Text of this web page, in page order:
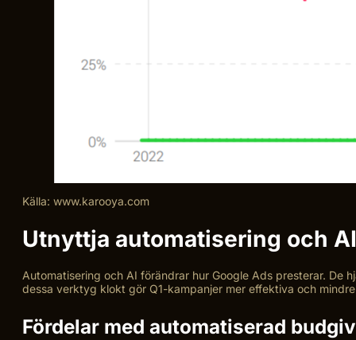
Källa: www.karooya.com
Utnyttja automatisering och AI
Automatisering och AI förändrar hur Google Ads presterar.
dessa verktyg klokt gör Q1-kampanjer mer effektiva och
Fördelar med automatiserad